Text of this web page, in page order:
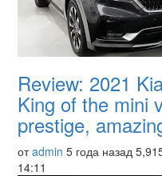
Review: 2021
King of the mini
prestige,
отadmin 5 года назад
14:11